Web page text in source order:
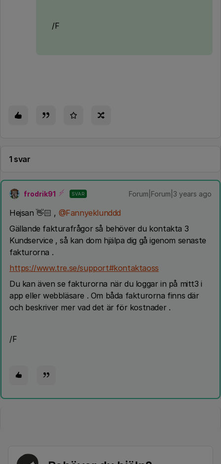
/F
1 svar
frodrik91 SVAR Forum|Forum|3 years ago
Hejsan 👋🏻 , @Fannyeklunddd
Gällande fakturafrågor så behöver du kontakta 3
Kundservice , så kan dom hjälpa dig gå igenom senaste
fakturorna .
https://www.tre.se/support#kontaktaoss
Du kan även se fakturorna när du loggar in på mitt3 i
app eller webbläsare . Om båda fakturorna finns där
och beskriver mer vad det är för kostnader .
/F